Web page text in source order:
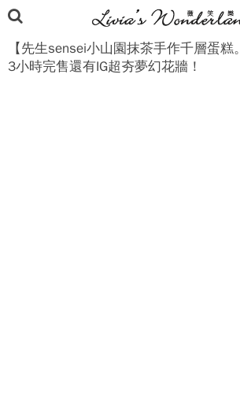
【先生sensei小山園抹茶手作千層蛋糕
3小時完售還有IG超夯夢幻花牆！